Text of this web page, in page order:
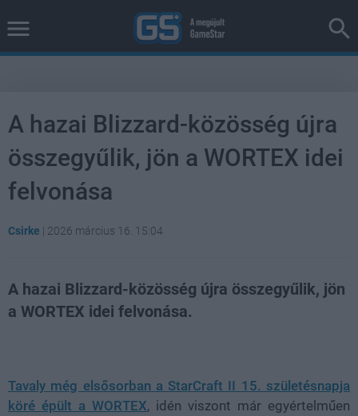
A hazai Blizzard-közösség újra
összegyűlik, jön a WORTEX idei
felvonása
Csirke | 2026 március 16. 15:04
A hazai Blizzard-közösség újra összegyűlik, jön
a WORTEX idei felvonása.
Tavaly még elsősorban a StarCraft II 15. születésnapja
köré épült a WORTEX, idén viszont már egyértelműen